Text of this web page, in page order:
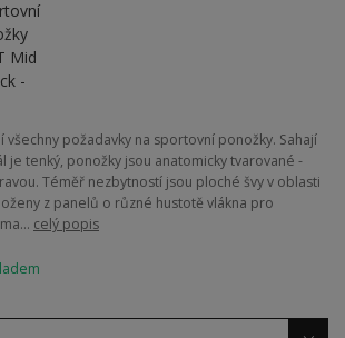
všechny požadavky na sportovní ponožky. Sahají
je tenký, ponožky jsou anatomicky tvarované -
Téměř nezbytností jsou ploché švy v oblasti
z panelů o různé hustotě vlákna pro
celý popis